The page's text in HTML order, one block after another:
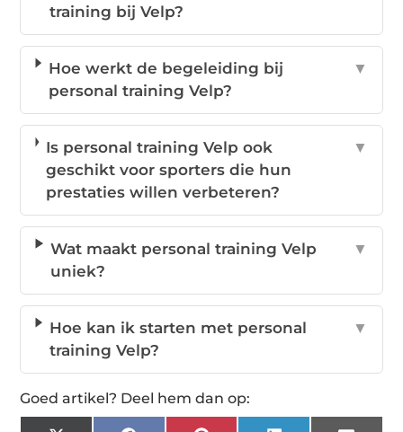
training bij Velp?
Hoe werkt de begeleiding bij
personal training Velp?
▼
Is personal training Velp ook
geschikt voor sporters die hun
prestaties willen verbeteren?
▼
Wat maakt personal training Velp
uniek?
▼
Hoe kan ik starten met personal
training Velp?
▼
Goed artikel? Deel hem dan op: